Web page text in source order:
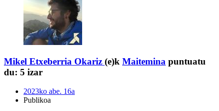
Mikel Etxeberria Okariz (e)k Maitemina puntuatu
du: 5 izar
2023ko abe. 16a
Publikoa